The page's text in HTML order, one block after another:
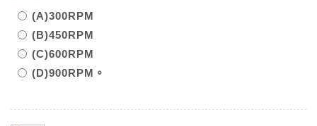
(A)300RPM
(B)450RPM
(C)600RPM
(D)900RPM。